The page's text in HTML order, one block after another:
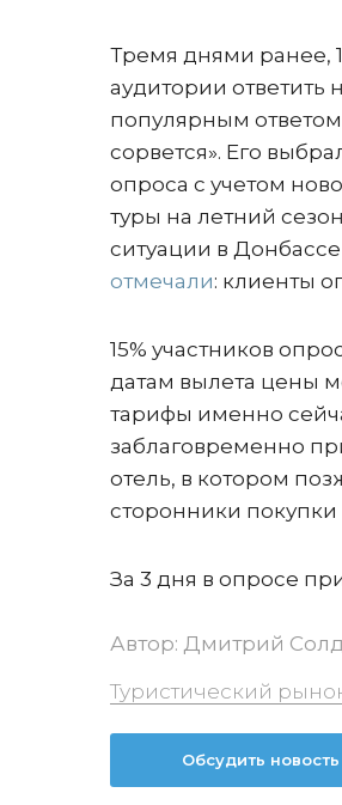
Тремя днями ранее,
аудитории ответить
популярным ответом
сорвется». Его
опроса с учетом
туры на летний
ситуации в
отмечали: клиенты
15% участников
датам вылета цены
тарифы именно
заблаговременно
отель, в котором
сторонники
За 3 дня в опросе
Автор: Дмитрий
Туристический
Обсудить новость